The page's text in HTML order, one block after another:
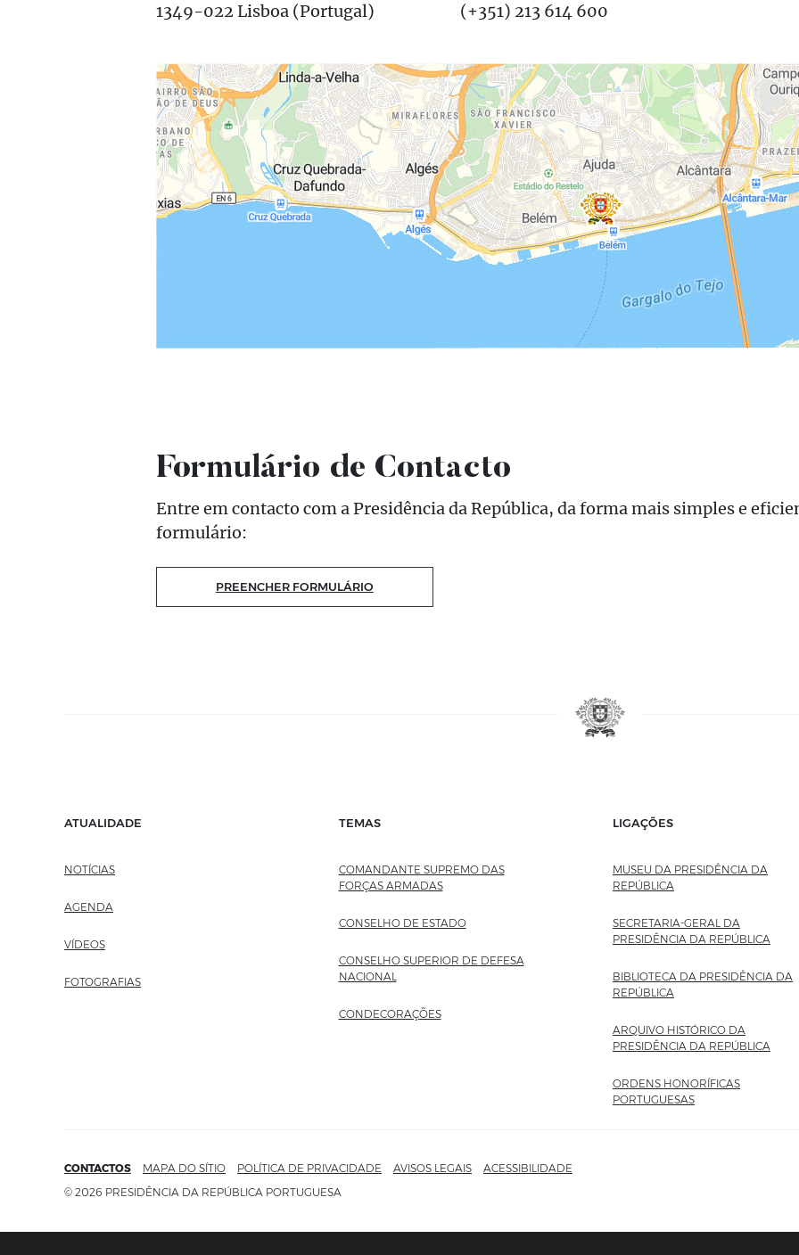
1349-022 Lisboa (Portugal)
(+351) 213 614 600
Formulário de Contacto
Entre em contacto com a Presidência da República, da forma mais simples e
formulário:
PREENCHER FORMULÁRIO
ATUALIDADE
NOTÍCIAS
AGENDA
VÍDEOS
FOTOGRAFIAS
TEMAS
COMANDANTE SUPREMO DAS
FORÇAS ARMADAS
CONSELHO DE ESTADO
CONSELHO SUPERIOR DE DEFESA
NACIONAL
CONDECORAÇÕES
LIGAÇÕES
MUSEU DA PRESIDÊNCIA DA
REPÚBLICA
SECRETARIA-GERAL DA
PRESIDÊNCIA DA REPÚBLICA
BIBLIOTECA DA PRESIDÊNCIA DA
REPÚBLICA
ARQUIVO HISTÓRICO DA
PRESIDÊNCIA DA REPÚBLICA
ORDENS HONORÍFICAS
PORTUGUESAS
CONTACTOS MAPA DO SÍTIO POLÍTICA DE PRIVACIDADE AVISOS LEGAIS
ACESSIBILIDADE
© 2026 PRESIDÊNCIA DA REPÚBLICA PORTUGUESA